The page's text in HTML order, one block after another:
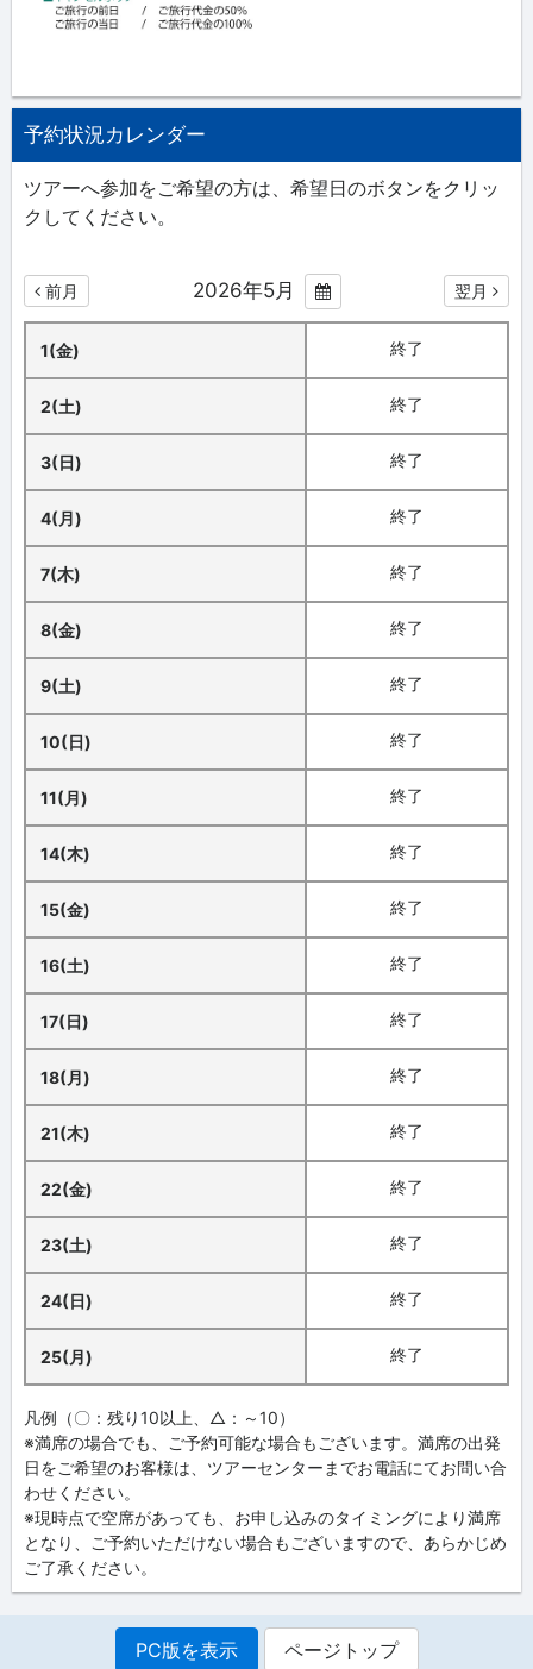
予約状況カレンダー
ツアーへ参加をご希望の方は、希望日のボタンをクリッ
クしてください。
前月 2026年5月 翌月
1(金) 終了
2(土) 終了
3(日) 終了
4(月) 終了
7(木) 終了
8(金) 終了
9(土) 終了
10(日) 終了
11(月) 終了
14(木) 終了
15(金) 終了
16(土) 終了
17(日) 終了
18(月) 終了
21(木) 終了
22(金) 終了
23(土) 終了
24(日) 終了
25(月) 終了
凡例（〇：残り10以上、△：～10）
※満席の場合でも、ご予約可能な場合もございます。満席の出発
日をご希望のお客様は、ツアーセンターまでお電話にてお問い合
わせください。
※現時点で空席があっても、お申し込みのタイミングにより満席
となり、ご予約いただけない場合もございますので、あらかじめ
ご了承ください。
PC版を表示 ページトップ